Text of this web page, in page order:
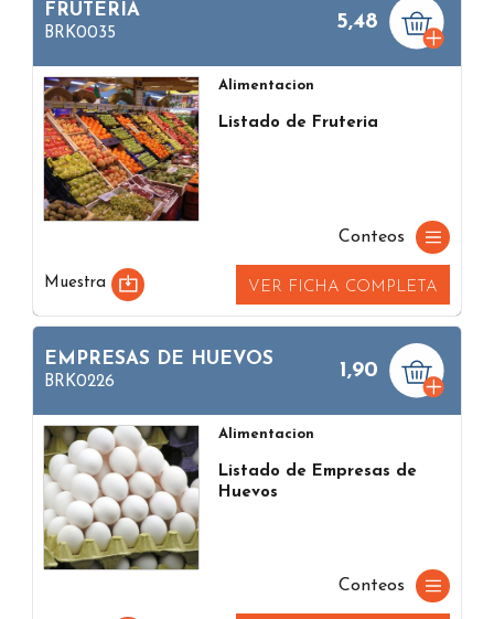
FRUTERIA
BRK0035
5,48
Alimentacion
Listado de Fruteria
Conteos
Muestra VER FICHA COMPLETA
EMPRESAS DE HUEVOS
BRK0226
1,90
Alimentacion
Listado de Empresas de
Huevos
Conteos